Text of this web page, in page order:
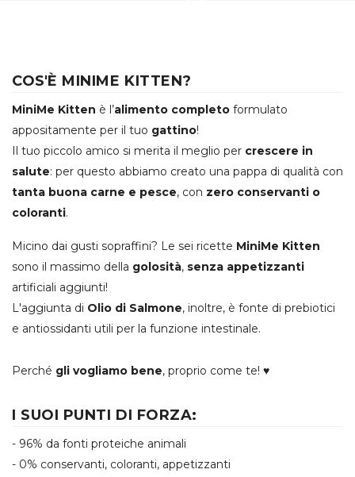
COS'È MINIME KITTEN?
MiniMe Kitten è l’alimento completo formulato
appositamente per il tuo gattino!
Il tuo piccolo amico si merita il meglio per crescere in
salute: per questo abbiamo creato una pappa di qualità con
tanta buona carne e pesce, con zero conservanti o
coloranti.
Micino dai gusti sopraffini? Le sei ricette MiniMe Kitten
sono il massimo della golosità, senza appetizzanti
artificiali aggiunti!
L'aggiunta di Olio di Salmone, inoltre, è fonte di prebiotici
e antiossidanti utili per la funzione intestinale.
Perché gli vogliamo bene, proprio come te! ♥
I SUOI PUNTI DI FORZA:
- 96% da fonti proteiche animali
- 0% conservanti, coloranti, appetizzanti